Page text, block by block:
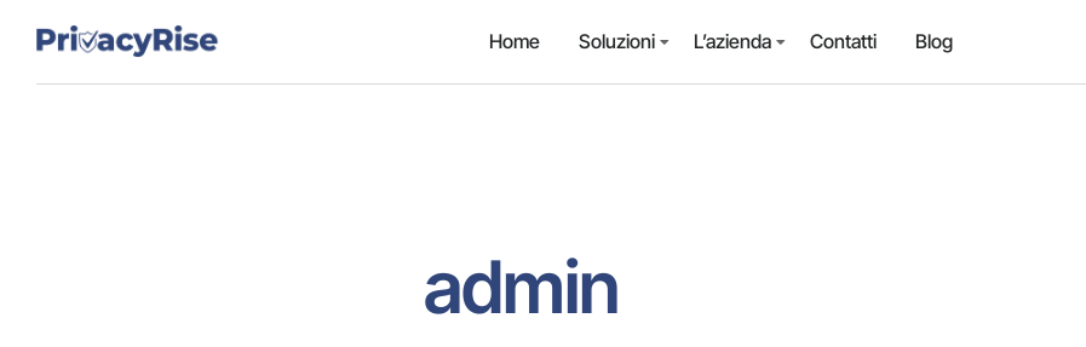
Home Soluzioni L’azienda Contatti Blog
admin